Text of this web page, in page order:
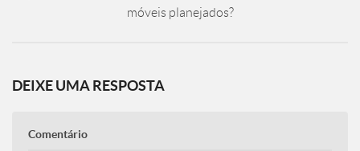
móveis planejados?
DEIXE UMA RESPOSTA
Comentário